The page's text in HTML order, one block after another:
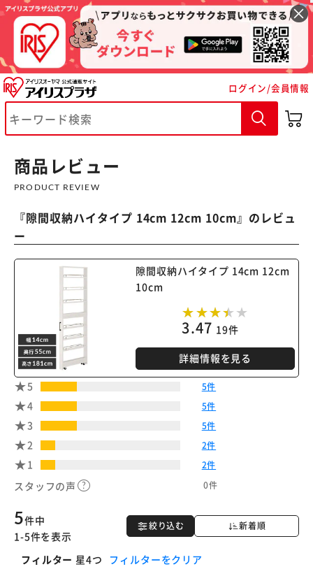
ログイン/会員情報
商品レビュー
PRODUCT REVIEW
『隙間収納ハイタイプ 14cm 12cm 10cm』のレビュ
ー
隙間収納ハイタイプ 14cm 12cm
10cm
3.47 19件
詳細情報を見る
5 5件
4 5件
3 5件
2 2件
1 2件
スタッフの声 0件
絞り込む 新着順
5件中
1-5件を表示
フィルター 星4つ フィルターをクリア
※ご確認ください
カートに入れる